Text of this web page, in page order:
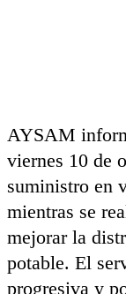
AYSAM
viernes 10 de
suministro en
mientras se
mejorar la
potable. El
progresiva y